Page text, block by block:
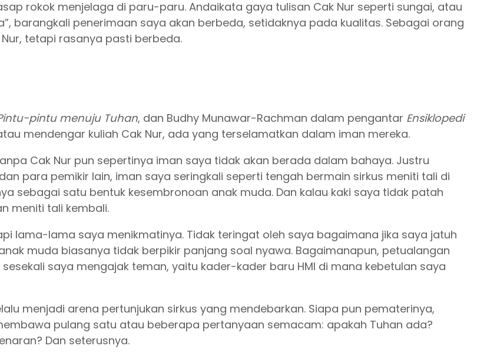
rokok menjelaga di paru-paru. Andaikata gaya tulisan Cak Nur seperti sungai, atau
barangkali penerimaan saya akan berbeda, setidaknya pada kualitas. Sebagai orang
tetapi rasanya pasti berbeda.
pintu menuju Tuhan, dan Budhy Munawar-Rachman dalam pengantar Ensiklopedi
mendengar kuliah Cak Nur, ada yang terselamatkan dalam iman mereka.
Cak Nur pun sepertinya iman saya tidak akan berada dalam bahaya. Justru
para pemikir lain, iman saya seringkali seperti tengah bermain sirkus meniti tali di
sebagai satu bentuk kesembronoan anak muda. Dan kalau kaki saya tidak patah
meniti tali kembali.
lama-lama saya menikmatinya. Tidak teringat oleh saya bagaimana jika saya jatuh
muda biasanya tidak berpikir panjang soal nyawa. Bagaimanapun, petualangan
saya mengajak teman, yaitu kader-kader baru HMI di mana kebetulan saya
menjadi arena pertunjukan sirkus yang mendebarkan. Siapa pun pematerinya,
pulang satu atau beberapa pertanyaan semacam: apakah Tuhan ada?
Dan seterusnya.